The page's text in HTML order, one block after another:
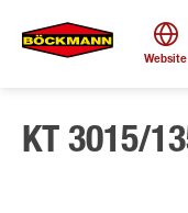
Zoek
Website
KT 3015/